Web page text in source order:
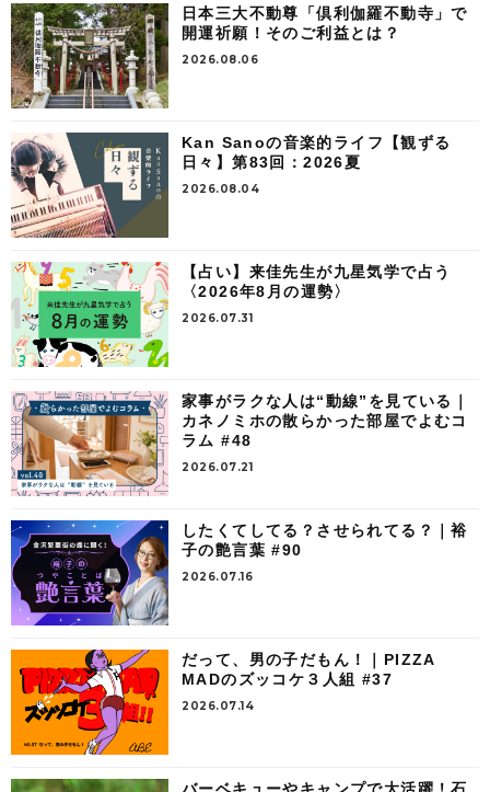
日本三大不動尊「倶利伽羅不動寺」で
開運祈願！そのご利益とは？
2026.08.06
Kan Sanoの音楽的ライフ【観ずる
日々】第83回：2026夏
2026.08.04
【占い】来佳先生が九星気学で占う
〈2026年8月の運勢〉
2026.07.31
家事がラクな人は“動線”を見ている｜
カネノミホの散らかった部屋でよむコ
ラム #48
2026.07.21
したくてしてる？させられてる？｜裕
子の艶言葉 #90
2026.07.16
だって、男の子だもん！｜PIZZA
MADのズッコケ３人組 #37
2026.07.14
バーベキューやキャンプで大活躍！石